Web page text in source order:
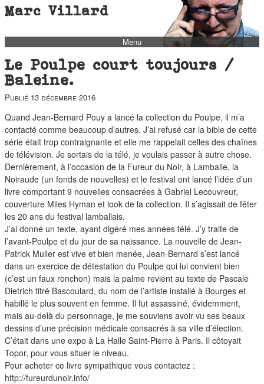
Marc Villard
Menu
bio
barbès
music
autofiction
interviews
polaroid
famille
blog
short stories
duos
Le Poulpe court toujours /
Baleine.
Publié 13 décembre 2016
Quand Jean-Bernard Pouy a lancé la collection du Poulpe, il m’a
contacté comme beaucoup d’autres. J’ai refusé car la bible de cette
série était trop contraignante et elle me rappelait celles des chaînes
de télévision. Je sortais de la télé, je voulais passer à autre chose.
Dernièrement, à l’occasion de la Fureur du Noir, à Lamballe, la
Noiraude (un fonds de nouvelles) et le festival ont lancé l’idée d’un
livre comportant 9 nouvelles consacrées à Gabriel Lecouvreur,
couverture Miles Hyman et look de la collection. Il s’agissait de fêter
les 20 ans du festival lamballais.
J’ai donné un texte, ayant digéré mes années télé. J’y traite de
l’avant-Poulpe et du jour de sa naissance. La nouvelle de Jean-
Patrick Muller est vive et bien menée, Jean-Bernard s’est lancé
dans un exercice de détestation du Poulpe qui lui convient bien
(c’est un faux ronchon) mais la palme revient au texte de Pascale
Dietrich titré Bascoulard, du nom de l’artiste installé à Bourges et
habillé le plus souvent en femme. Il fut assassiné, évidemment,
mais au-delà du personnage, je me souviens avoir vu ses beaux
dessins d’une précision médicale consacrés à sa ville d’élection.
C’était dans une expo à La Halle Saint-Pierre à Paris. Il côtoyait
Topor, pour vous situer le niveau.
Pour acheter ce livre sympathique vous contactez :
http://fureurdunoir.info/